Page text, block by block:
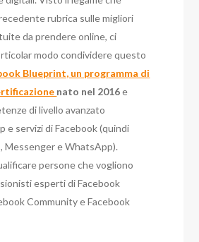
rubrica sulle migliori
da prendere online, ci
modo condividere questo
Blueprint, un programma di
nato nel 2016e
di livello avanzato
e servizi di Facebook (quindi
Messenger e WhatsApp).
persone che vogliono
esperti di Facebook
Community e Facebook